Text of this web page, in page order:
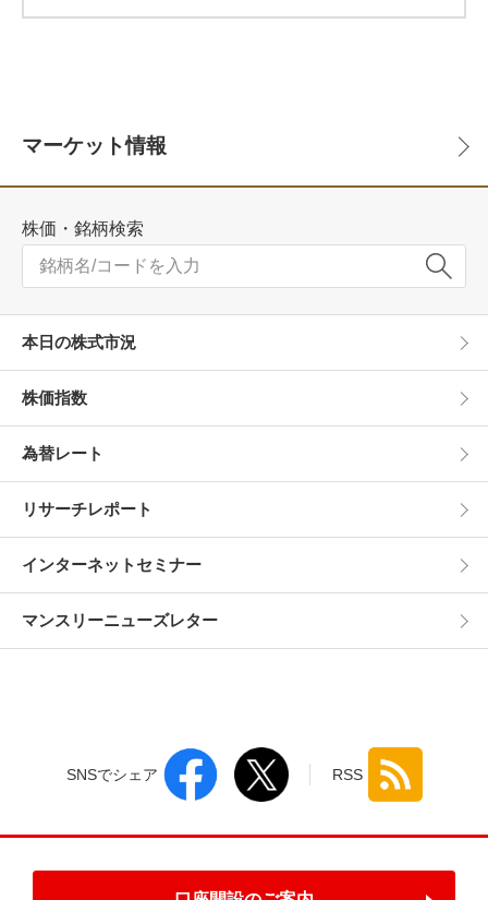
マーケット情報
株価・銘柄検索
本日の株式市況
株価指数
為替レート
リサーチレポート
インターネットセミナー
マンスリーニューズレター
SNSでシェア RSS